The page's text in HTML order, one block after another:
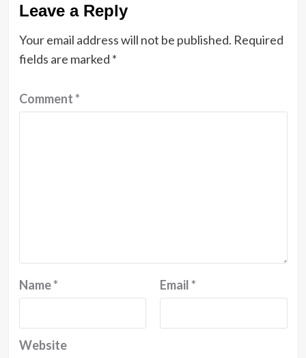
Leave a Reply
Your email address will not be published. Required
fields are marked *
Comment*
Name* Email*
Website